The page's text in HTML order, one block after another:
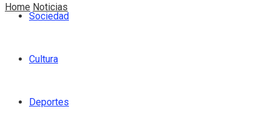
Sociedad
Cultura
Deportes
Home Noticias